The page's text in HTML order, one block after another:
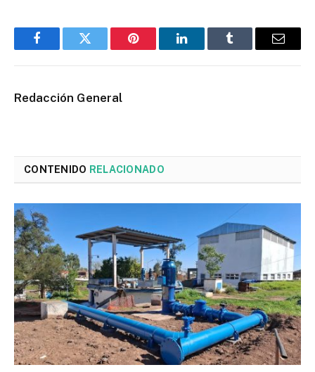
FacebookTwitter Pinterest LinkedInTumblr Email
Redacción General
CONTENIDO RELACIONADO